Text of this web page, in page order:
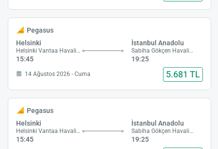
Pegasus
Helsinki
Helsinki Vantaa Havalimanı
15:45
İstanbul Anadolu
Sabiha Gökçen Havalimanı
19:25
14 Ağustos 2026 - Cuma 5.681 TL
Pegasus
Helsinki
Helsinki Vantaa Havalimanı
15:45
İstanbul Anadolu
Sabiha Gökçen Havalimanı
19:25